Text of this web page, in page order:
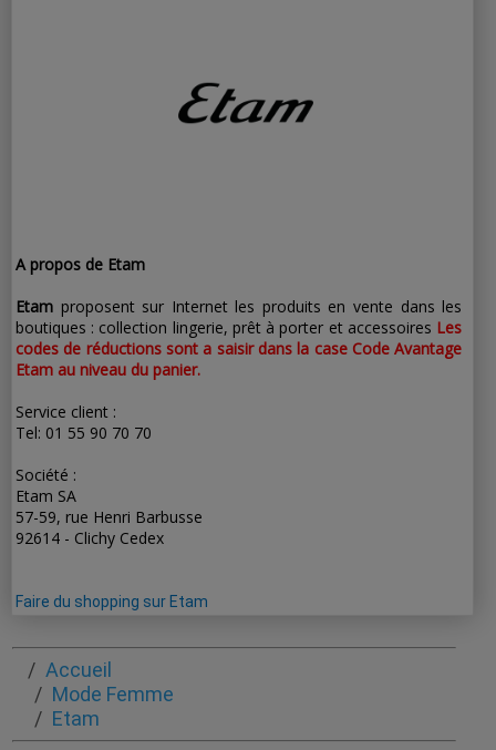
A propos de Etam
Etam proposent sur Internet les produits en vente dans les
boutiques : collection lingerie, prêt à porter et accessoires Les
codes de réductions sont a saisir dans la case Code Avantage
Etam au niveau du panier.
Service client :
Tel: 01 55 90 70 70
Société :
Etam SA
57-59, rue Henri Barbusse
92614 - Clichy Cedex
Faire du shopping sur Etam
Accueil
Mode Femme
Etam